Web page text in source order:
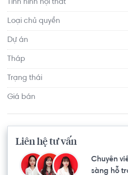
Tình hình nội thất
Loại chủ quyền
Dự án
Tháp
Trạng thái
Giá bán
Liên hệ tư vấn
Chuyên
sàng hỗ